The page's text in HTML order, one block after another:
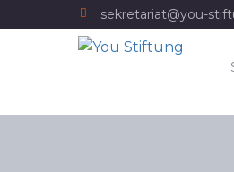
sekretariat@you-